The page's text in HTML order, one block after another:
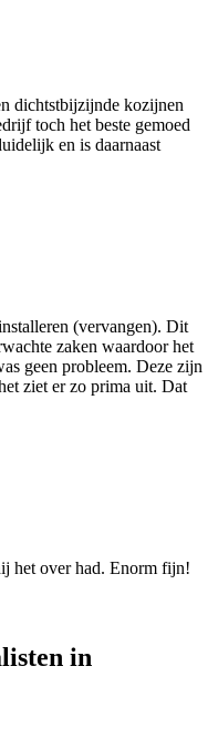
dichtstbijzijnde kozijnen
toch het beste gemoed
en is daarnaast
(vervangen). Dit
zaken waardoor het
geen probleem. Deze zijn
ziet er zo prima uit. Dat
het over had. Enorm fijn!
in